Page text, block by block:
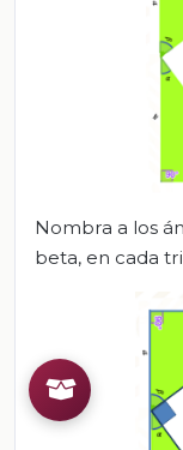
Nombra a los
beta, en cada